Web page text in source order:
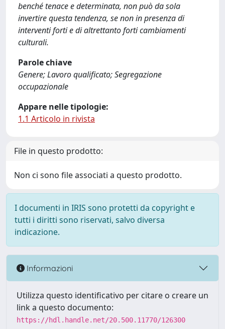
benché tenace e determinata, non può da sola
invertire questa tendenza, se non in presenza di
interventi forti e di altrettanto forti cambiamenti
culturali.
Parole chiave
Genere; Lavoro qualificato; Segregazione
occupazionale
Appare nelle tipologie:
1.1 Articolo in rivista
File in questo prodotto:
Non ci sono file associati a questo prodotto.
I documenti in IRIS sono protetti da copyright e
tutti i diritti sono riservati, salvo diversa
indicazione.
Informazioni
Utilizza questo identificativo per citare o creare un
link a questo documento:
https://hdl.handle.net/20.500.11770/126300